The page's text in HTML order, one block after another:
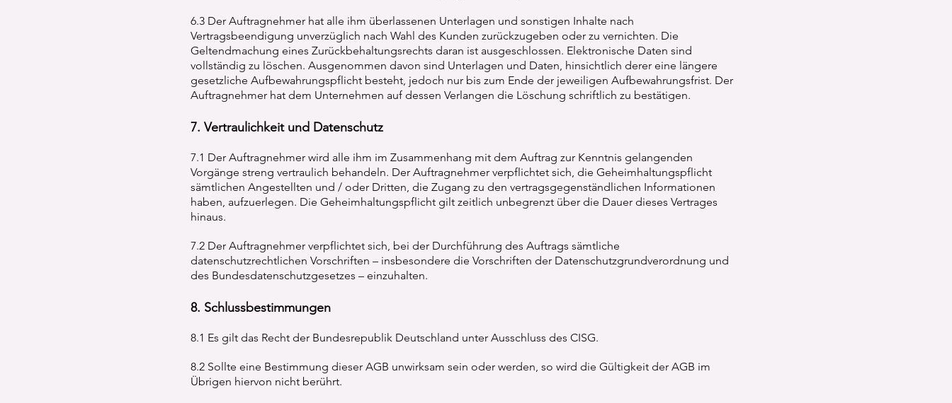
6.3 Der Auftragnehmer hat alle ihm überlassenen Unterlagen und sonstigen Inhalte nach
Vertragsbeendigung unverzüglich nach Wahl des Kunden zurückzugeben oder zu vernichten. Die
Geltendmachung eines Zurückbehaltungsrechts daran ist ausgeschlossen. Elektronische Daten sind
vollständig zu löschen. Ausgenommen davon sind Unterlagen und Daten, hinsichtlich derer eine längere
gesetzliche Aufbewahrungspflicht besteht, jedoch nur bis zum Ende der jeweiligen Aufbewahrungsfrist. Der
Auftragnehmer hat dem Unternehmen auf dessen Verlangen die Löschung schriftlich zu bestätigen.
7. Vertraulichkeit und Datenschutz
7.1 Der Auftragnehmer wird alle ihm im Zusammenhang mit dem Auftrag zur Kenntnis gelangenden
Vorgänge streng vertraulich behandeln. Der Auftragnehmer verpflichtet sich, die Geheimhaltungspflicht
sämtlichen Angestellten und / oder Dritten, die Zugang zu den vertragsgegenständlichen Informationen
haben, aufzuerlegen. Die Geheimhaltungspflicht gilt zeitlich unbegrenzt über die Dauer dieses Vertrages
hinaus.
7.2 Der Auftragnehmer verpflichtet sich, bei der Durchführung des Auftrags sämtliche
datenschutzrechtlichen Vorschriften – insbesondere die Vorschriften der Datenschutzgrundverordnung und
des Bundesdatenschutzgesetzes – einzuhalten.
8. Schlussbestimmungen
8.1 Es gilt das Recht der Bundesrepublik Deutschland unter Ausschluss des CISG.
8.2 Sollte eine Bestimmung dieser AGB unwirksam sein oder werden, so wird die Gültigkeit der AGB im
Übrigen hiervon nicht berührt.